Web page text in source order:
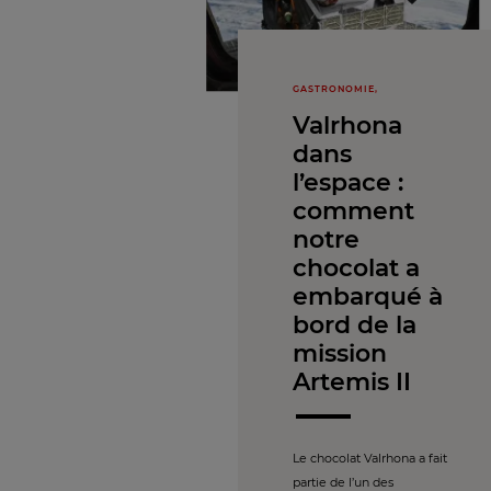
GASTRONOMIE,
Valrhona
dans
l’espace :
comment
notre
chocolat a
embarqué à
bord de la
mission
Artemis II
Le chocolat Valrhona a fait
partie de l’un des